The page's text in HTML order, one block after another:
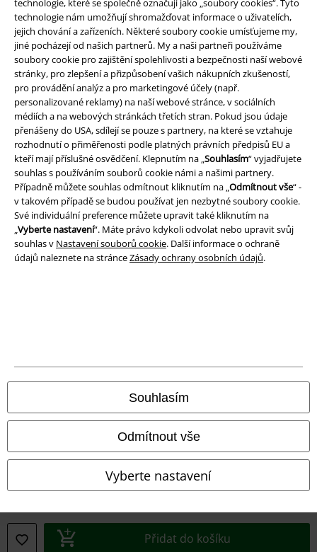
technologie, které se společně označují jako „soubory cookies“. Tyto
technologie nám umožňují shromažďovat informace o uživatelích,
jejich chování a zařízeních. Některé soubory cookie umísťujeme my,
jiné pocházejí od našich partnerů. My a naši partneři používáme
soubory cookie pro zajištění spolehlivosti a bezpečnosti naší webové
stránky, pro zlepšení a přizpůsobení vašich nákupních zkušeností,
pro provádění analýz a pro marketingové účely (např.
personalizované reklamy) na naší webové stránce, v sociálních
médiích a na webových stránkách třetích stran. Pokud jsou údaje
přenášeny do USA, sdílejí se pouze s partnery, na které se vztahuje
rozhodnutí o přiměřenosti podle platných právních předpisů EU a
kteří mají příslušné osvědčení. Klepnutím na „Souhlasím“ vyjadřujete
souhlas s používáním souborů cookie námi a našimi partnery.
Případně můžete souhlas odmítnout kliknutím na „Odmítnout vše“ -
v takovém případě se budou používat jen nezbytné soubory cookie.
Své individuální preference můžete upravit také kliknutím na
„Vyberte nastavení“. Máte právo kdykoli odvolat nebo upravit svůj
souhlas v Nastavení souborů cookie. Další informace o ochraně
údajů naleznete na stránceZásady ochrany osobních údajů.
Souhlasím
Odmítnout vše
Vyberte nastavení
Přidat do košíku
Právní informace
Podmínky
Prohlášení
Ochrana osobních údajů
Likvidace odpadu a ochrana životního prostředí
Prohlášení o shodě
Všechny ceny jsou včetně DPH, bezpoštovného a balného
© 1986-2026 EMP Merchandising
Naše online obchody
EMP France